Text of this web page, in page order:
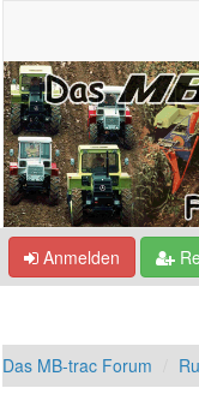
Anmelden
Das MB-trac Forum